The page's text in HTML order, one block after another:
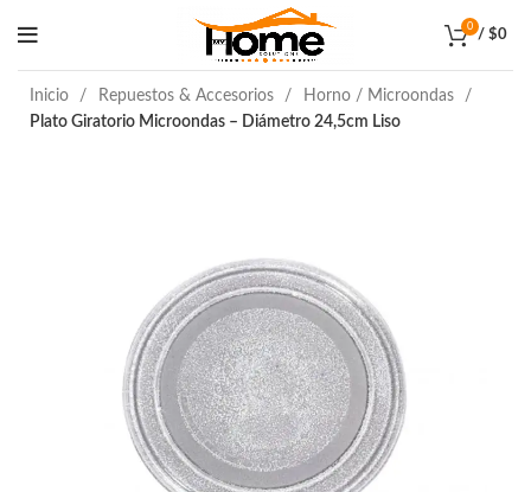
0
/ $0
Inicio Repuestos & Accesorios
Horno / Microondas
Plato Giratorio Microondas – Diámetro 24,5cm Liso